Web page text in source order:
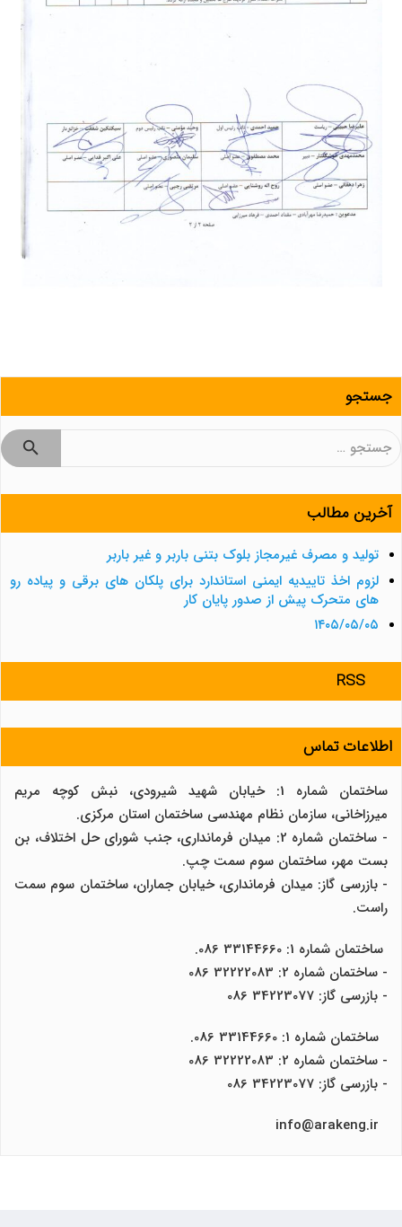
جستجو
جستجو
آخرین مطالب
تولید و مصرف غیرمجاز بلوک بتنی باربر و غیر باربر
لزوم اخذ تاییدیه ایمنی استاندارد برای پلکان های برقی و پیاده رو
های متحرک پیش از صدور پایان کار
۱۴۰۵/۰۵/۰۵
RSS
اطلاعات تماس
ساختمان شماره 1: خیابان شهید شیرودی، نبش کوچه مریم
میرزاخانی، سازمان نظام مهندسی ساختمان استان مرکزی.
- ساختمان شماره 2: میدان فرمانداری، جنب شورای حل اختلاف، بن
بست مهر، ساختمان سوم سمت چپ.
- بازرسی گاز: میدان فرمانداری، خیابان جماران، ساختمان سوم سمت
راست.
ساختمان شماره 1: 33144660 086.
- ساختمان شماره 2: 32222083 086
- بازرسی گاز: 34223077 086
ساختمان شماره 1: 33144660 086.
- ساختمان شماره 2: 32222083 086
- بازرسی گاز: 34223077 086